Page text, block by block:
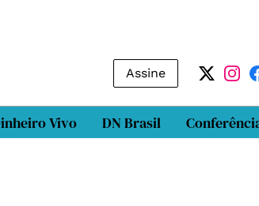
Assine
Vivo DN Brasil